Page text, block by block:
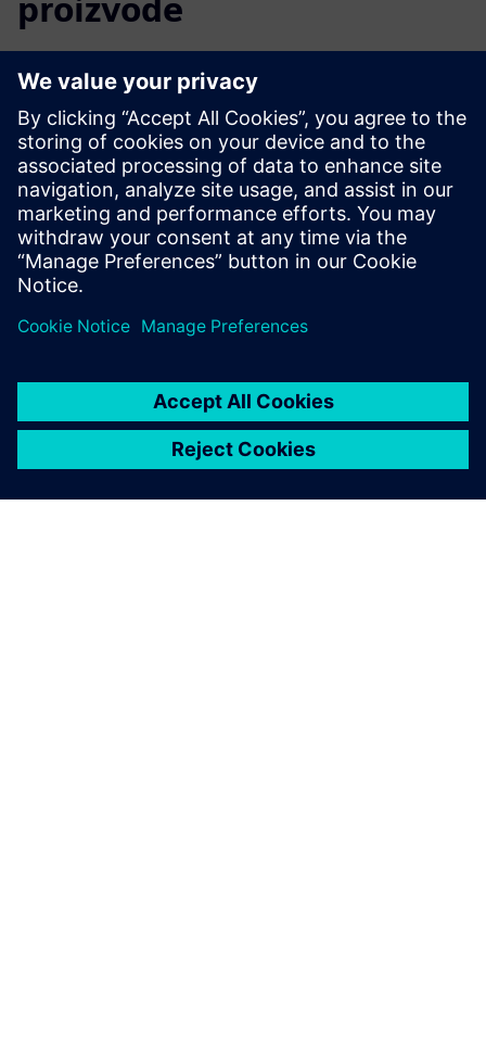
proizvode
Dodatne informacije i resursi
Brošura hardvera PowTechnology Metron5
PowTechnology MetronView platforma Brochure.pdf
Zajednički prijedlog vrijednosti POWTechnology
Brošura PowTechnology MetroNM Modbus IIoT Gateway
Brošura IIoT za pametnu proizvodnju